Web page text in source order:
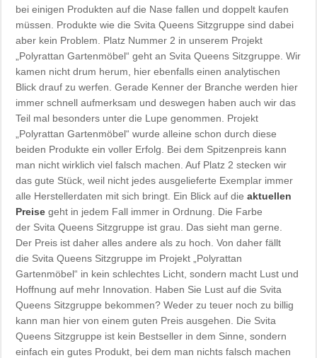
bei einigen Produkten auf die Nase fallen und doppelt kaufen
müssen. Produkte wie die Svita Queens Sitzgruppe sind dabei
aber kein Problem. Platz Nummer 2 in unserem Projekt
„Polyrattan Gartenmöbel“ geht an Svita Queens Sitzgruppe. Wir
kamen nicht drum herum, hier ebenfalls einen analytischen
Blick drauf zu werfen. Gerade Kenner der Branche werden hier
immer schnell aufmerksam und deswegen haben auch wir das
Teil mal besonders unter die Lupe genommen. Projekt
„Polyrattan Gartenmöbel“ wurde alleine schon durch diese
beiden Produkte ein voller Erfolg. Bei dem Spitzenpreis kann
man nicht wirklich viel falsch machen. Auf Platz 2 stecken wir
das gute Stück, weil nicht jedes ausgelieferte Exemplar immer
alle Herstellerdaten mit sich bringt. Ein Blick auf dieaktuellen
Preise geht in jedem Fall immer in Ordnung. Die Farbe
der Svita Queens Sitzgruppe ist grau. Das sieht man gerne.
Der Preis ist daher alles andere als zu hoch. Von daher fällt
die Svita Queens Sitzgruppe im Projekt „Polyrattan
Gartenmöbel“ in kein schlechtes Licht, sondern macht Lust und
Hoffnung auf mehr Innovation. Haben Sie Lust auf die Svita
Queens Sitzgruppe bekommen? Weder zu teuer noch zu billig
kann man hier von einem guten Preis ausgehen. Die Svita
Queens Sitzgruppe ist kein Bestseller in dem Sinne, sondern
einfach ein gutes Produkt, bei dem man nichts falsch machen